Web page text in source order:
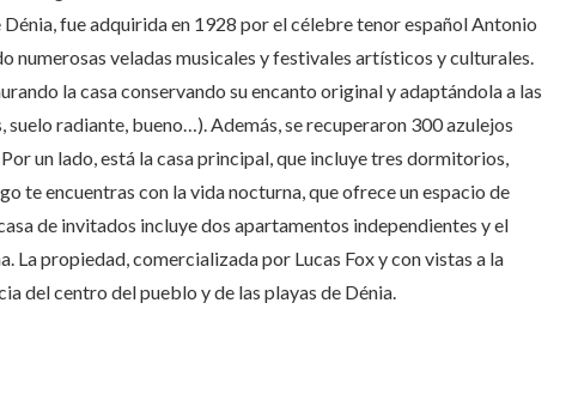
fue adquirida en 1928 por el célebre tenor español Antonio
veladas musicales y festivales artísticos y culturales.
la casa conservando su encanto original y adaptándola a las
radiante, bueno…). Además, se recuperaron 300 azulejos
un lado, está la casa principal, que incluye tres dormitorios,
te encuentras con la vida nocturna, que ofrece un espacio de
de invitados incluye dos apartamentos independientes y el
La propiedad, comercializada por Lucas Fox y con vistas a la
del centro del pueblo y de las playas de Dénia.